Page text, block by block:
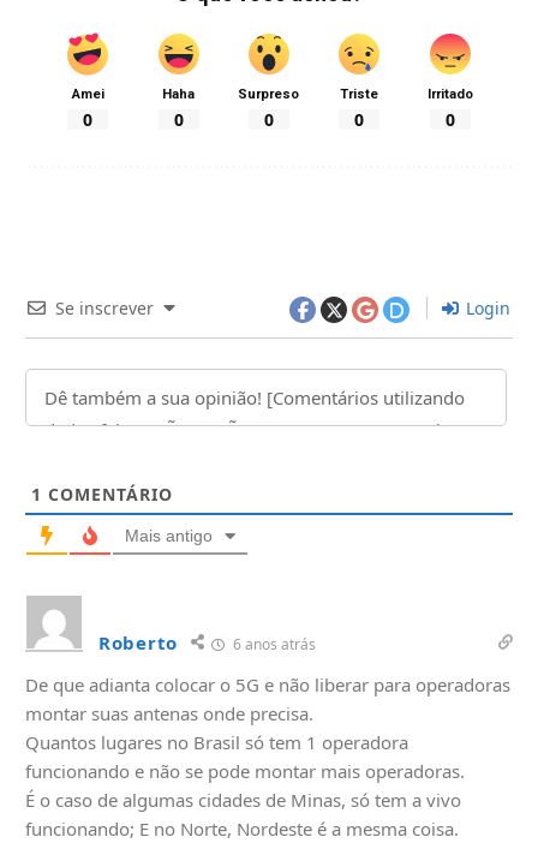
Amei
0
Haha
0
Surpreso
0
Triste
0
Irritado
0
Se inscrever Login
1 COMENTÁRIO
Mais antigo
Roberto 6 anos atrás
De que adianta colocar o 5G e não liberar para operadoras
montar suas antenas onde precisa.
Quantos lugares no Brasil só tem 1 operadora
funcionando e não se pode montar mais operadoras.
É o caso de algumas cidades de Minas, só tem a vivo
funcionando; E no Norte, Nordeste é a mesma coisa.